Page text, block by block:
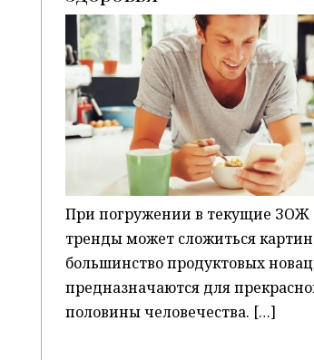
P
При погружении в текущие ЗОЖ
тренды может сложиться
большинство продуктовых
предназначаются для
половины человечества. […]